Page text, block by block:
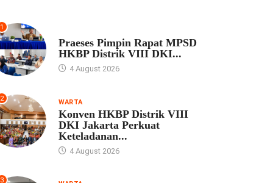
1
Praeses Pimpin Rapat MPSD
HKBP Distrik VIII DKI...
4 August 2026
2 WARTA
Konven HKBP Distrik VIII
DKI Jakarta Perkuat
Keteladanan...
4 August 2026
3